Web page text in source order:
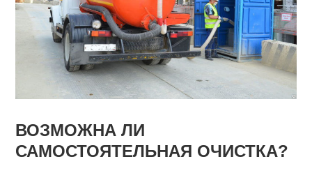
ВОЗМОЖНА ЛИ
САМОСТОЯТЕЛЬНАЯ ОЧИСТКА?